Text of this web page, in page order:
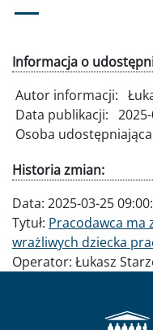
Informacja o
Autor informacji:
Data publikacji:
Osoba
Historia zmian:
Data: 2025-03-25
Tytuł: Pracodawca ma
wrażliwych dziecka
Operator: Łukasz